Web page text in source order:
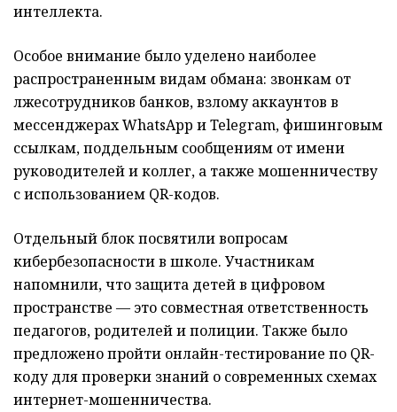
интеллекта.
Особое внимание было уделено наиболее
распространенным видам обмана: звонкам от
лжесотрудников банков, взлому аккаунтов в
мессенджерах WhatsApp и Telegram, фишинговым
ссылкам, поддельным сообщениям от имени
руководителей и коллег, а также мошенничеству
с использованием QR-кодов.
Отдельный блок посвятили вопросам
кибербезопасности в школе. Участникам
напомнили, что защита детей в цифровом
пространстве — это совместная ответственность
педагогов, родителей и полиции. Также было
предложено пройти онлайн-тестирование по QR-
коду для проверки знаний о современных схемах
интернет-мошенничества.